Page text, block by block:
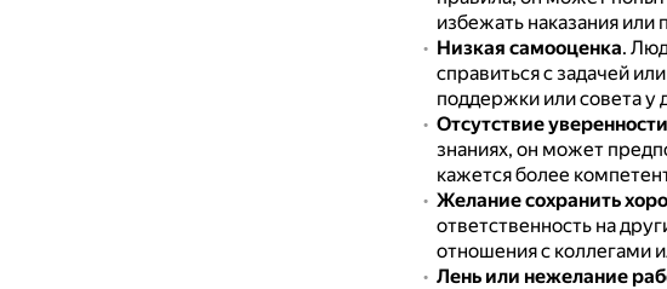
избежать наказания или
Низкая самооценка.
справиться с задачей
поддержки или совета у
Отсутствие
знаниях, он может
кажется более
Желание сохранить
ответственность на
отношения с коллегами
Лень или нежелание